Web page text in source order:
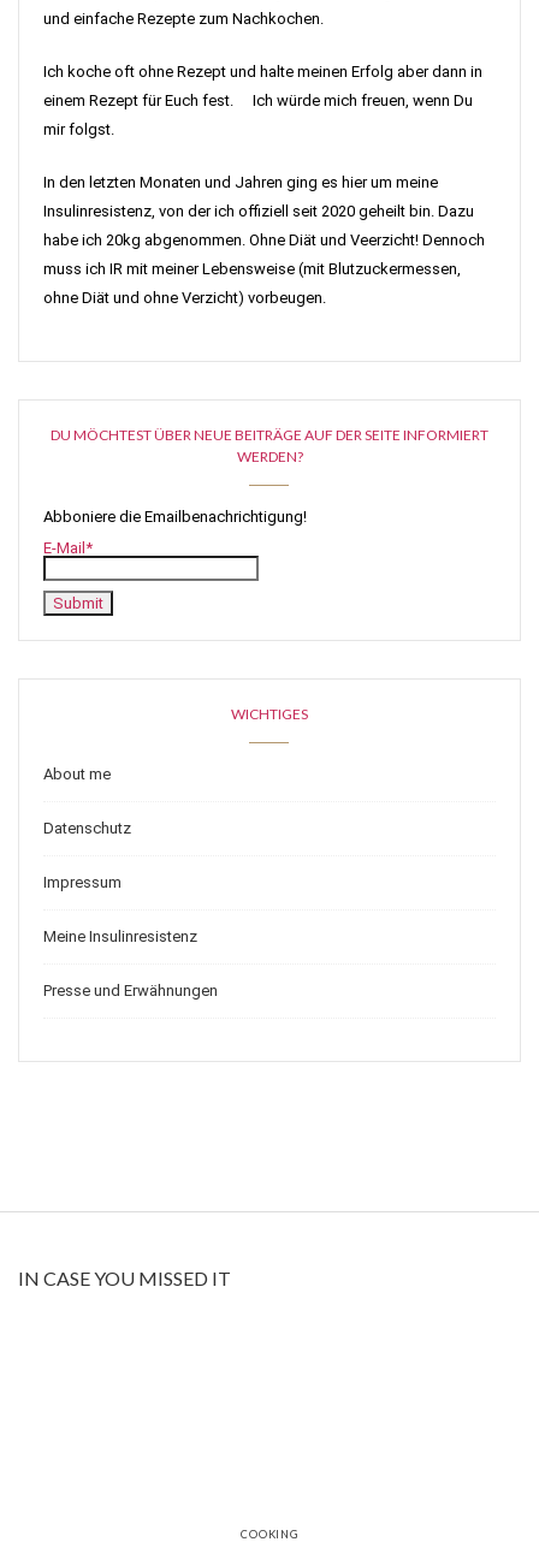
und einfache Rezepte zum Nachkochen.
Ich koche oft ohne Rezept und halte meinen Erfolg aber dann in
einem Rezept für Euch fest. Ich würde mich freuen, wenn Du
mir folgst.
In den letzten Monaten und Jahren ging es hier um meine
Insulinresistenz, von der ich offiziell seit 2020 geheilt bin. Dazu
habe ich 20kg abgenommen. Ohne Diät und Veerzicht! Dennoch
muss ich IR mit meiner Lebensweise (mit Blutzuckermessen,
ohne Diät und ohne Verzicht) vorbeugen.
DU MÖCHTEST ÜBER NEUE BEITRÄGE AUF DER SEITE INFORMIERT
WERDEN?
Abboniere die Emailbenachrichtigung!
E-Mail*
WICHTIGES
About me
Datenschutz
Impressum
Meine Insulinresistenz
Presse und Erwähnungen
IN CASE YOU MISSED IT
COOKING